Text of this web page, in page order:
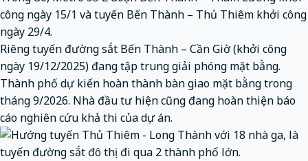
công ngày 15/1 và tuyến Bến Thành – Thủ Thiêm khởi công
ngày 29/4.
Riêng tuyến đường sắt Bến Thành – Cần Giờ (khởi công
ngày 19/12/2025) đang tập trung giải phóng mặt bằng.
Thành phố dự kiến hoàn thành bàn giao mặt bằng trong
tháng 9/2026. Nhà đầu tư hiện cũng đang hoàn thiện báo
cáo nghiên cứu khả thi của dự án.